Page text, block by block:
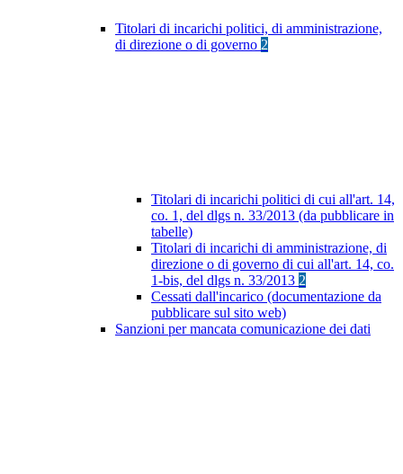
Titolari di incarichi politici, di amministrazione,
di direzione o di governo 2
Titolari di incarichi politici di cui all'art. 14,
co. 1, del dlgs n. 33/2013 (da pubblicare in
tabelle)
Titolari di incarichi di amministrazione, di
direzione o di governo di cui all'art. 14, co.
1-bis, del dlgs n. 33/2013 2
Cessati dall'incarico (documentazione da
pubblicare sul sito web)
Sanzioni per mancata comunicazione dei dati